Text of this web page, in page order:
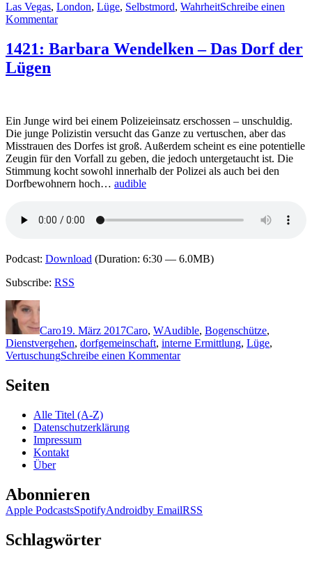
Las Vegas, London, Lüge, Selbstmord, WahrheitSchreibe einen
Kommentarzu
Sarah
J.
nicht
lügen
1421: Barbara Wendelken – Das Dorf der
Lügen
Ein Junge wird bei einem Polizeieinsatz erschossen – unschuldig.
Die junge Polizistin versucht das Ganze zu vertuschen, aber das
Misstrauen des Dorfes ist groß. Außerdem scheint es eine potentielle
Zeugin für den Vorfall zu geben, die jedoch untergetaucht ist. Die
Stimmung kocht sowohl innerhalb der Polizei als auch bei den
Dorfbewohnern hoch… audible
Podcast: Download (Duration: 6:30 — 6.0MB)
Subscribe: RSS
Autor
Caro19. März 2017Caro, WAudible, Bogenschütze,
Dienstvergehen, dorfgemeinschaft, interne Ermittlung, Lüge,
VertuschungSchreibe einen Kommentarzu
Seiten
Alle Titel (A-Z)
Datenschutzerklärung
Impressum
Kontakt
Über
Abonnieren
Apple PodcastsSpotifyAndroidby EmailRSS
Schlagwörter